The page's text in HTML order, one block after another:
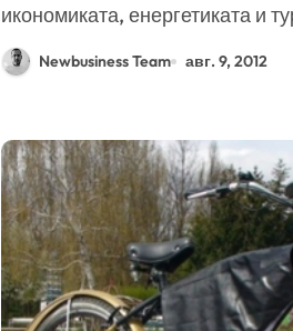
икономиката, енергетиката и
Newbusiness Team авг. 9, 2012